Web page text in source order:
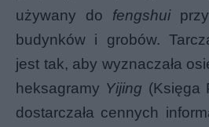
używany do fengshuiprzy
budynków i grobów.
jest tak, aby wyznaczała
heksagramy Yijing (Księga
dostarczała cennych